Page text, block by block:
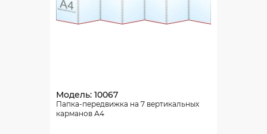
Модель: 10067
Папка-передвижка на 7 вертикальных
карманов А4